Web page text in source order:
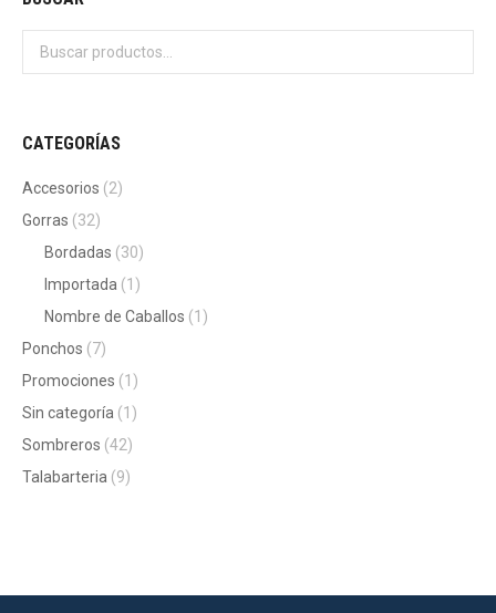
CATEGORÍAS
Accesorios (2)
Gorras (32)
Bordadas (30)
Importada (1)
Nombre de Caballos (1)
Ponchos (7)
Promociones (1)
Sin categoría (1)
Sombreros (42)
Talabarteria (9)